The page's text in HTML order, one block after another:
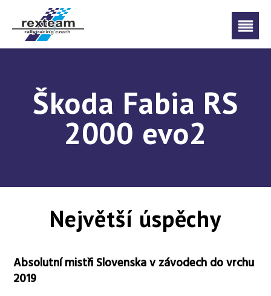
Škoda Fabia RS
2000 evo2
Největší úspěchy
Absolutní mistři Slovenska v závodech do vrchu
2019